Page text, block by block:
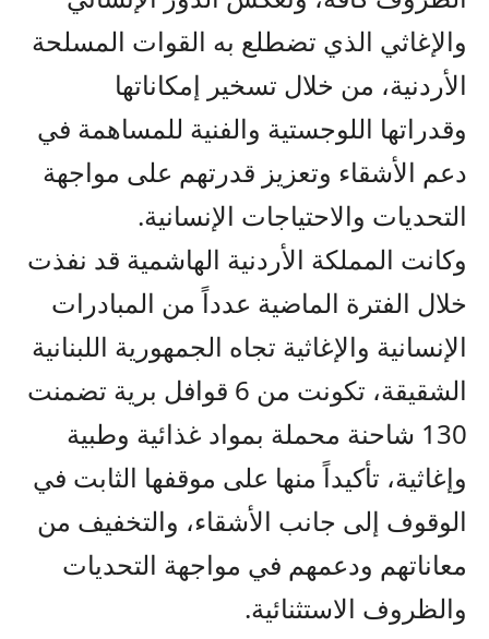
والإغاثي الذي تضطلع به القوات المسلحة
الأردنية، من خلال تسخير إمكاناتها
وقدراتها اللوجستية والفنية للمساهمة في
دعم الأشقاء وتعزيز قدرتهم على مواجهة
التحديات والاحتياجات الإنسانية.
وكانت المملكة الأردنية الهاشمية قد نفذت
خلال الفترة الماضية عدداً من المبادرات
الإنسانية والإغاثية تجاه الجمهورية اللبنانية
الشقيقة، تكونت من 6 قوافل برية تضمنت
130 شاحنة محملة بمواد غذائية وطبية
وإغاثية، تأكيداً منها على موقفها الثابت في
الوقوف إلى جانب الأشقاء، والتخفيف من
معاناتهم ودعمهم في مواجهة التحديات
والظروف الاستثنائية.